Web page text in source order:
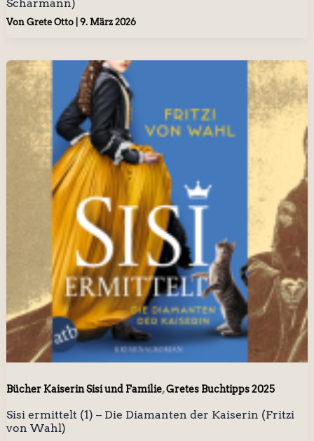
Scharmann)
Von Grete Otto 9. März 2026
Bücher Kaiserin Sisi und Familie,Gretes Buchtipps 2025
Sisi ermittelt (1) – Die Diamanten der Kaiserin (Fritzi
von Wahl)